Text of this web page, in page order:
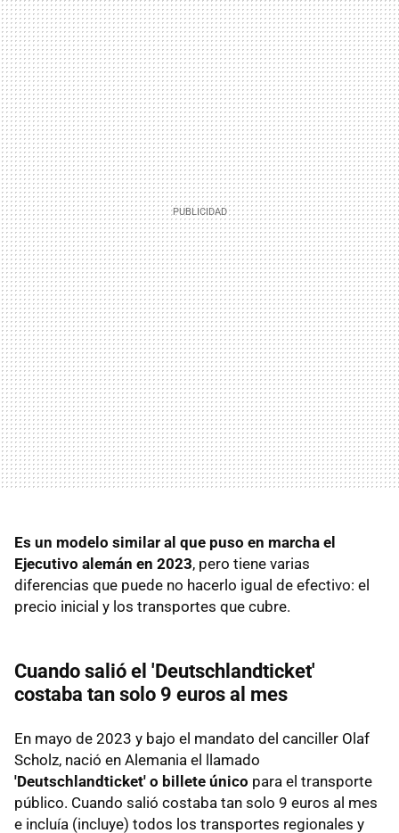
Es un modelo similar al que puso en marcha el
Ejecutivo alemán en 2023, pero tiene varias
diferencias que puede no hacerlo igual de efectivo: el
precio inicial y los transportes que cubre.
Cuando salió el ' Deutschlandticket'
costaba tan solo 9 euros al mes
En mayo de 2023 y bajo el mandato del canciller Olaf
Scholz, nació en Alemania el llamado
'Deutschlandticket' o billete único para el transporte
público. Cuando salió costaba tan solo 9 euros al mes
e incluía (incluye) todos los transportes regionales y